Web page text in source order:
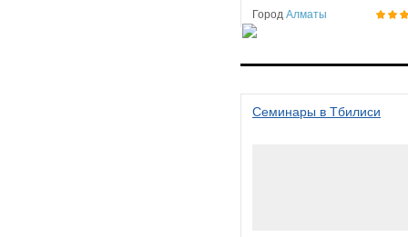
Город Алматы
Семинары в Тбилиси